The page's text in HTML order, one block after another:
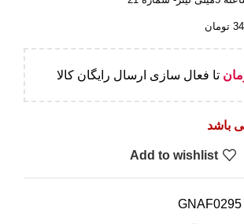
تومان
تا فعال سازی ارسال رایگان کالا
باشد
Add to wishlist
GNAF0295